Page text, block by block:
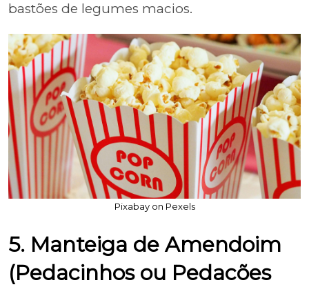
bastões de legumes macios.
Pixabay on Pexels
5. Manteiga de Amendoim
(Pedacinhos ou Pedacões